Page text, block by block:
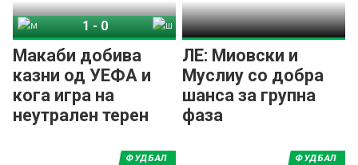
Макаби добива
казни од УЕФА и
кога игра на
неутрален терен
1 - 0
ЛЕ: Миовски и
Муслиу со добра
шанса за групна
фаза
ФУДБАЛ ФУДБАЛ